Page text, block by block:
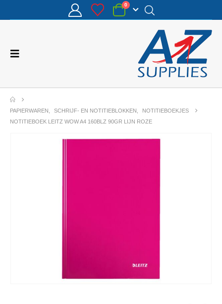
0
PAPIERWAREN SCHRIJF- EN NOTITIEBLOKKEN
NOTITIEBOEKJES
NOTITIEBOEK LEITZ WOW A4 160BLZ 90GR LIJN ROZE